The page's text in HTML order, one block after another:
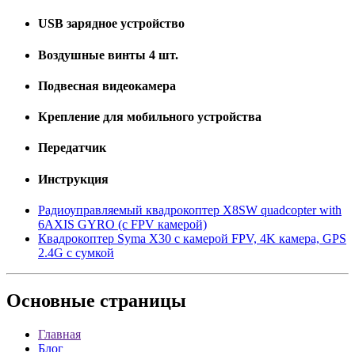
USB зарядное устройство
Воздушные винты 4 шт.
Подвесная видеокамера
Крепление для мобильного устройства
Передатчик
Инструкция
Радиоуправляемый квадрокоптер X8SW quadcopter with
6AXIS GYRO (с FPV камерой)
Квадрокоптер Syma X30 с камерой FPV, 4K камера, GPS
2.4G c сумкой
Основные страницы
Главная
Блог